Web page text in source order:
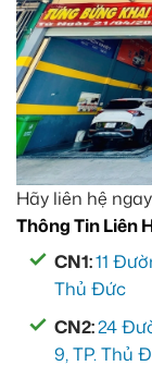
Hãy liên hệ
Thông Tin Liên
CN1:11
Thủ Đức
CN2:24
9, TP. Thủ